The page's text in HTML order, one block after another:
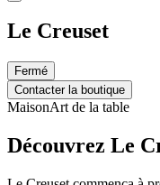
Le Creuset
Fermé
Contacter la boutique
MaisonArt de la table
Découvrez Le